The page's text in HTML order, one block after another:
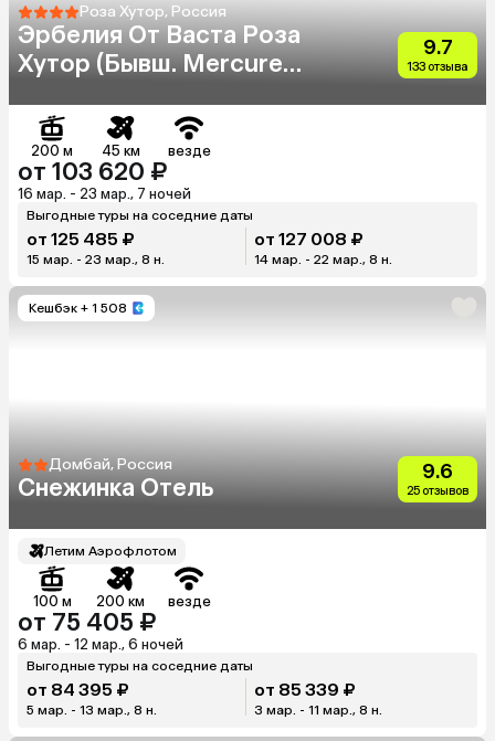
Роза Хутор, Россия
Эрбелия От Васта Роза
Хутор (Бывш. Mercure
9.7
133 отзыва
200 м 45 км везде
от 103 620 ₽
16 мар. - 23 мар., 7 ночей
Выгодные туры на соседние даты
от 125 485 ₽
15 мар. - 23 мар., 8 н.
от 127 008 ₽
14 мар. - 22 мар., 8 н.
Кешбэк + 1 508
Домбай, Россия
Снежинка Отель
9.6
25 отзывов
Летим Аэрофлотом
100 м 200 км везде
от 75 405 ₽
6 мар. - 12 мар., 6 ночей
Выгодные туры на соседние даты
от 84 395 ₽
5 мар. - 13 мар., 8 н.
от 85 339 ₽
3 мар. - 11 мар., 8 н.